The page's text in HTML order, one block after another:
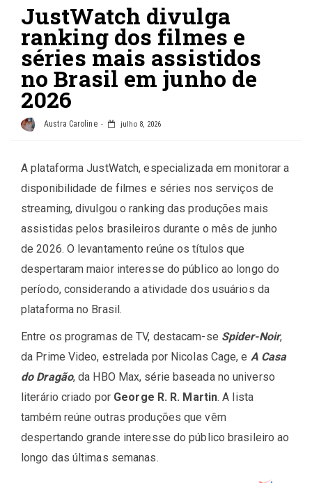
JustWatch divulga
ranking dos filmes e
séries mais assistidos
no Brasil em junho de
2026
Austra Caroline julho 8, 2026
A plataforma JustWatch, especializada em monitorar a
disponibilidade de filmes e séries nos serviços de
streaming, divulgou o ranking das produções mais
assistidas pelos brasileiros durante o mês de junho
de 2026. O levantamento reúne os títulos que
despertaram maior interesse do público ao longo do
período, considerando a atividade dos usuários da
plataforma no Brasil.
Entre os programas de TV, destacam-se Spider-Noir,
da Prime Video, estrelada por Nicolas Cage, e A Casa
do Dragão, da HBO Max, série baseada no universo
literário criado por George R. R. Martin. A lista
também reúne outras produções que vêm
despertando grande interesse do público brasileiro ao
longo das últimas semanas.